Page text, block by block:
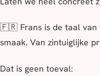
🇫🇷 Frans is de taal van
smaak. Van zintuiglijke
Dat is geen toeval: